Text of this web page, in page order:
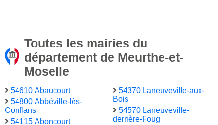
Toutes les mairies du
département de Meurthe-et-
Moselle
54610 Abaucourt
54800 Abbéville-lès-
Conflans
54115 Aboncourt
54370 Laneuveville-aux-
Bois
54570 Laneuveville-
derrière-Foug